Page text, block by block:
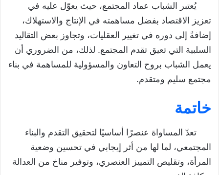
يُعتبر الشباب عماد المجتمع، حيث يعوّل عليه في
تعزيز الاقتصاد بفضل مساهمته في الإنتاج والاستهلاك،
إضافةً إلى دوره في تغيير العقليات، وتجاوز بعض التقاليد
السلبية التي تعيق تقدم المجتمع. لذلك، من الضروري أن
يعمل الشباب بروح التعاون والمسؤولية للمساهمة في بناء
مجتمع سليم ومتقدم.
خاتمة
تعدّ المساواة عنصرًا أساسيًا لتحقيق التقدم والبناء
المجتمعي، لما لها من أثر إيجابي في تحسين وضعية
المرأة، وتقليص التمييز العنصري، وتوفير مناخ من العدالة